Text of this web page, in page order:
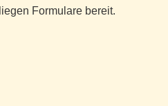
Formulare bereit.